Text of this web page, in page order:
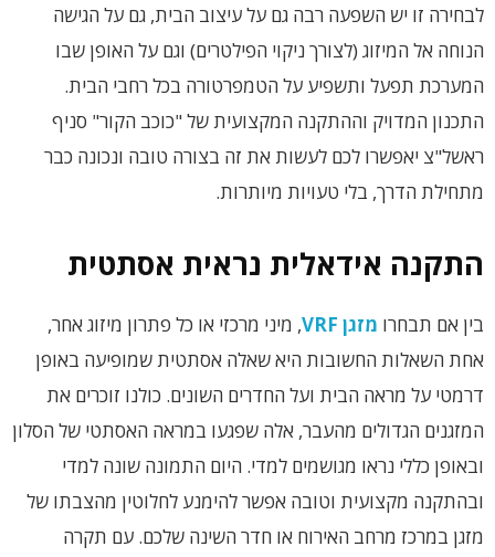
לבחירה זו יש השפעה רבה גם על עיצוב הבית, גם על הגישה
הנוחה אל המיזוג (לצורך ניקוי הפילטרים) וגם על האופן שבו
המערכת תפעל ותשפיע על הטמפרטורה בכל רחבי הבית.
התכנון המדויק וההתקנה המקצועית של "כוכב הקור" סניף
ראשל"צ יאפשרו לכם לעשות את זה בצורה טובה ונכונה כבר
מתחילת הדרך, בלי טעויות מיותרות.
התקנה אידאלית נראית אסתטית
בין אם תבחרו מזגן VRF, מיני מרכזי או כל פתרון מיזוג אחר,
אחת השאלות החשובות היא שאלה אסתטית שמופיעה באופן
דרמטי על מראה הבית ועל החדרים השונים. כולנו זוכרים את
המזגנים הגדולים מהעבר, אלה שפגעו במראה האסתטי של הסלון
ובאופן כללי נראו מגושמים למדי. היום התמונה שונה למדי
ובהתקנה מקצועית וטובה אפשר להימנע לחלוטין מהצבתו של
מזגן במרכז מרחב האירוח או חדר השינה שלכם. עם תקרה